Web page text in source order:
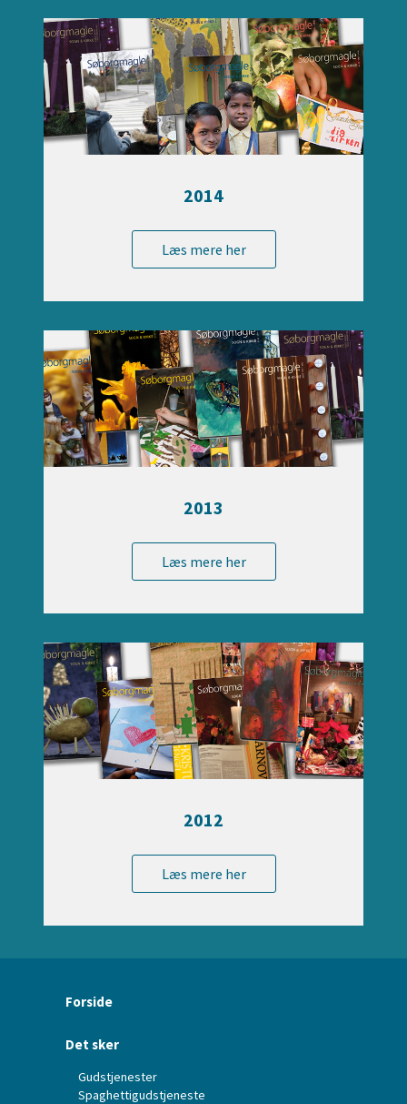
2014
Læs mere her
2013
Læs mere her
2012
Læs mere her
Forside
Det sker
Gudstjenester
Spaghettigudstjeneste